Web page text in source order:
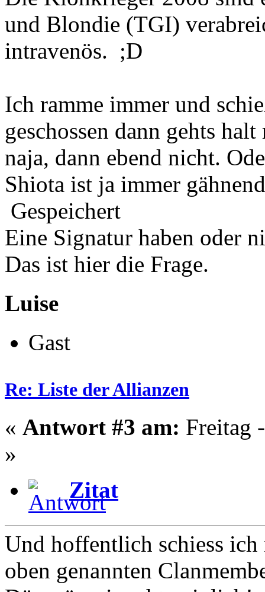
und Blondie (TGI)
intravenös. ;D
Ich ramme immer und
geschossen dann gehts
naja, dann ebend nicht.
Shiota ist ja immer
Gespeichert
Eine Signatur haben oder
Das ist hier die Frage.
Luise
Gast
Re: Liste der Allianzen
« Antwort #3 am: Freitag
»
Zitat
Und hoffentlich schiess
oben genannten